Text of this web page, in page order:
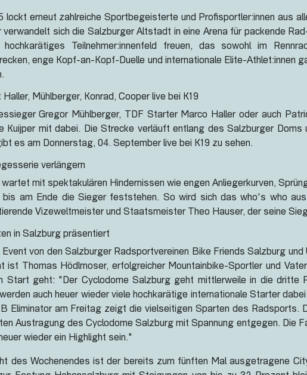
lockt erneut zahlreiche Sportbegeisterte und Profisportler:innen aus
sich die Salzburger Altstadt in eine Arena für packende
Teilnehmer:innenfeld freuen, das sowohl im
enge Kopf-an-Kopf-Duelle und internationale Elite-Athlet:innen
Mühlberger, Konrad, Cooper live bei K19
Gregor Mühlberger, TDF Starter Marco Haller oder auch
Kuijper mit dabei. Die Strecke verläuft entlang des Salzburger
es am Donnerstag, 04. September live bei K19 zu sehen.
verlängern
mit spektakulären Hindernissen wie engen Anliegerkurven,
bis am Ende die Sieger feststehen. So wird sich das who's who
Vizeweltmeister und Staatsmeister Theo Hauser, der seine
in Salzburg präsentiert
von den Salzburger Radsportvereinen Bike Friends Salzburg
ist Thomas Hödlmoser, erfolgreicher Mountainbike-Sportler und
Start geht: "Der Cyclodome Salzburg geht mittlerweile in die dritte
auch heuer wieder viele hochkarätige internationale Starter
Eliminator am Freitag zeigt die vielseitigen Sparten des
Austragung des Cyclodome Salzburg mit Spannung entgegen. Die
wieder ein Highlight sein."
des Wochenendes ist der bereits zum fünften Mal ausgetragene